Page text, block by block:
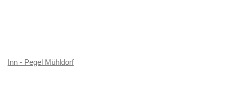
Inn - Pegel Mühldorf